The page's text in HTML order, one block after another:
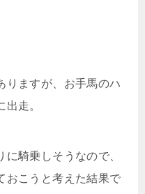
りますが、お手馬のハ
走。
騎乗しそうなので、
おこうと考えた結果で